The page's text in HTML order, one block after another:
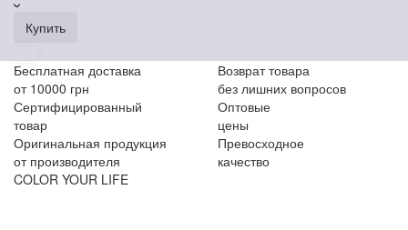
Купить
Бесплатная доставка
от 10000 грн
Возврат товара
без лишних вопросов
Сертифицированный
товар
Оптовые
цены
Оригинальная продукция
от производителя
Превосходное
качество
COLOR YOUR LIFE